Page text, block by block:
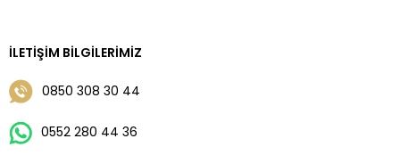
İLETIŞIM BILGILERIMIZ
0850 308 30 44
0552 280 44 36